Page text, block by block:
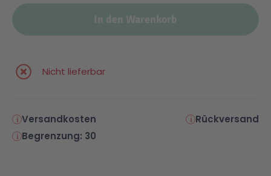
In den Warenkorb
Nicht lieferbar
Versandkosten
Rückversand
Begrenzung: 30